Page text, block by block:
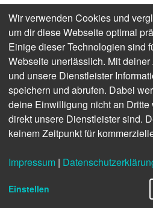
Besucheransturm.
jährige Jubiläum.
Wir verwenden Cookies und
um dir diese Webseite optimal
Einige dieser Technologien sind
Webseite unerlässlich. Mit
und unsere Dienstleister
speichern und abrufen. Dabei
deine Einwilligung nicht an
direkt unsere Dienstleister sind.
keinem Zeitpunkt für
Impressum |
Einstellen